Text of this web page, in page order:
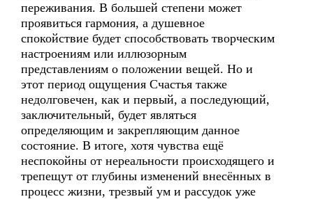
переживания. В большей степени может
проявиться гармония, а душевное
спокойствие будет способствовать творческим
настроениям или иллюзорным
представлениям о положении вещей. Но и
этот период ощущения Счастья также
недолговечен, как и первый, а последующий,
заключительный, будет являться
определяющим и закрепляющим данное
состояние. В итоге, хотя чувства ещё
неспокойны от нереальности происходящего и
трепещут от глубины изменений внесённых в
процесс жизни, трезвый ум и рассудок уже